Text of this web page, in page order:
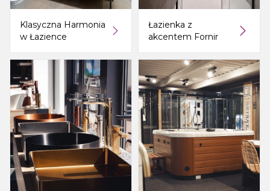
Klasyczna Harmonia
w Łazience
Łazienka z
akcentem Fornir